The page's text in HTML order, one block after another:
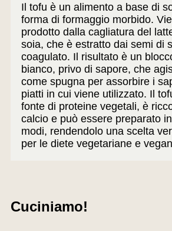
Il tofu è un alimento a base di
forma di formaggio morbido.
prodotto dalla cagliatura del
soia, che è estratto dai semi di
coagulato. Il risultato è un
bianco, privo di sapore, che
come spugna per assorbire i
piatti in cui viene utilizzato. Il
fonte di proteine vegetali, è
calcio e può essere preparato
modi, rendendolo una scelta
per le diete vegetariane e
Cuciniamo!